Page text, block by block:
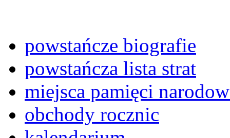
powstańcze biografie
powstańcza lista strat
miejsca pamięci
obchody rocznic